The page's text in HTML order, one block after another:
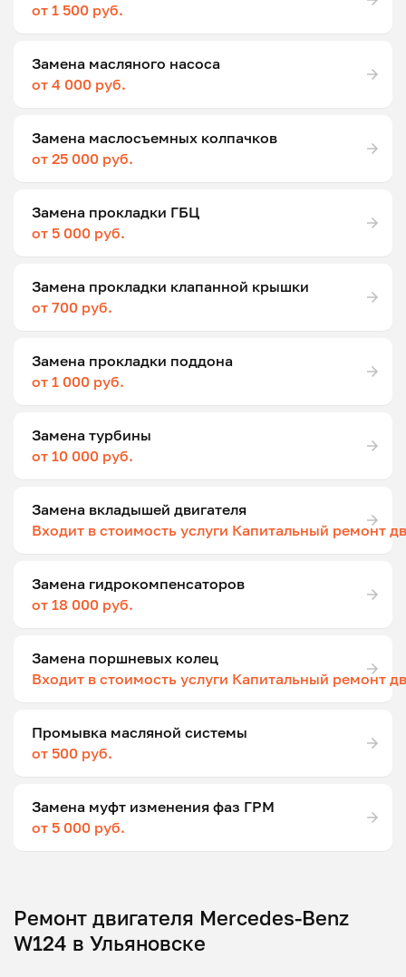
от 1 500 руб.
Замена масляного насоса
от 4 000 руб.
Замена маслосъемных колпачков
от 25 000 руб.
Замена прокладки ГБЦ
от 5 000 руб.
Замена прокладки клапанной крышки
от 700 руб.
Замена прокладки поддона
от 1 000 руб.
Замена турбины
от 10 000 руб.
Замена вкладышей двигателя
Входит в стоимость услуги Капитальный ремонт
Замена гидрокомпенсаторов
от 18 000 руб.
Замена поршневых колец
Входит в стоимость услуги Капитальный ремонт
Промывка масляной системы
от 500 руб.
Замена муфт изменения фаз ГРМ
от 5 000 руб.
Ремонт двигателя Mercedes-Benz
W124 в Ульяновске